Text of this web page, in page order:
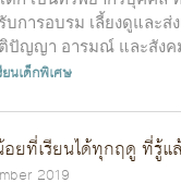
การอบรม เลี้ยงดูและส่
ปัญญา อารมณ์ และสังค
ยนเด็กพิเศษ
ยที่เรียนได้ทุกฤดู ที่รู้แ
2019